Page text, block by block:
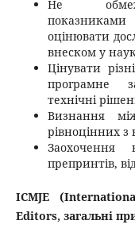
Не
оцінювати
внеском у
Цінувати
програмне
технічні
Визнання
рівноцінних
Заохочення
препринтів,
ICMJE
Editors, загальні